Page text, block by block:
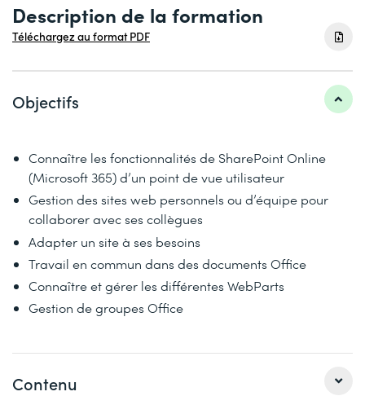
Description de la formation
Téléchargez au format PDF
Objectifs
Connaître les fonctionnalités de SharePoint Online
(Microsoft 365) d’un point de vue utilisateur
Gestion des sites web personnels ou d’équipe pour
collaborer avec ses collègues
Adapter un site à ses besoins
Travail en commun dans des documents Office
Connaître et gérer les différentes WebParts
Gestion de groupes Office
Contenu